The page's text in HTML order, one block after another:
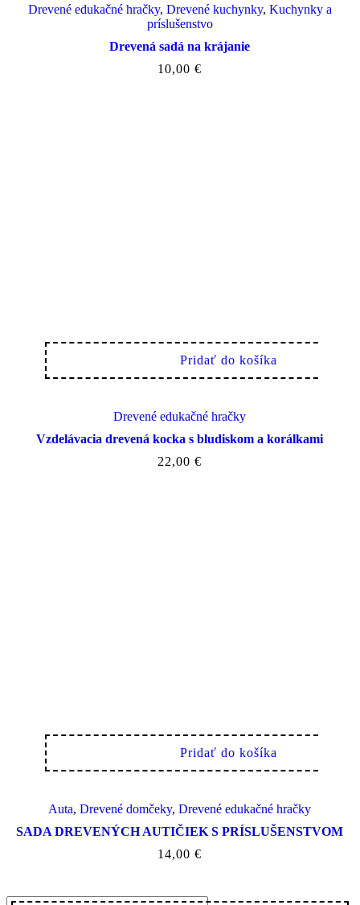
Drevené edukačné hračky, Drevené kuchynky, Kuchynky a
príslušenstvo
Drevená sadá na krájanie
10,00 €
Pridať do košíka
Drevené edukačné hračky
Vzdelávacia drevená kocka s bludiskom a korálkami
22,00 €
Pridať do košíka
Auta,Drevené domčeky,Drevené edukačné hračky
SADA DREVENÝCH AUTIČIEK S PRÍSLUŠENSTVOM
14,00 €